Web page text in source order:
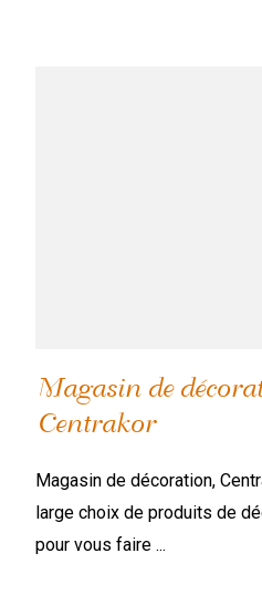
Magasin de
Centrakor
Magasin de décoration,
large choix de produits de
pour vous faire ...